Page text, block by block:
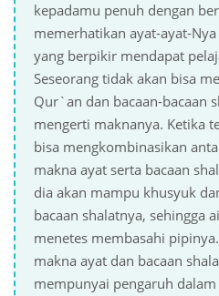
kepadamu penuh dengan
memerhatikan ayat-ayat-
yang berpikir mendapat
Seseorang tidak akan bisa
Qur`an dan bacaan-bacaan
mengerti maknanya. Ketika
bisa mengkombinasikan
makna ayat serta bacaan
dia akan mampu khusyuk
bacaan shalatnya, sehingga
menetes membasahi
makna ayat dan bacaan
mempunyai pengaruh